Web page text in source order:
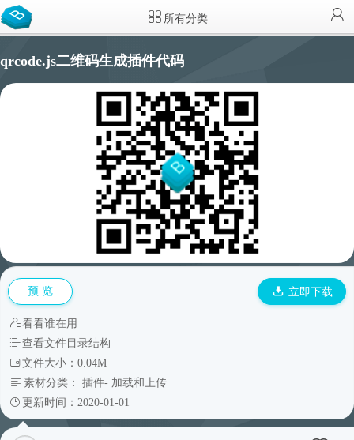
所有分类
qrcode.js二维码生成插件代码
预 览 立即下载
看看谁在用
查看文件目录结构
文件大小：0.04M
素材分类： 插件- 加载和上传
更新时间：2020-01-01